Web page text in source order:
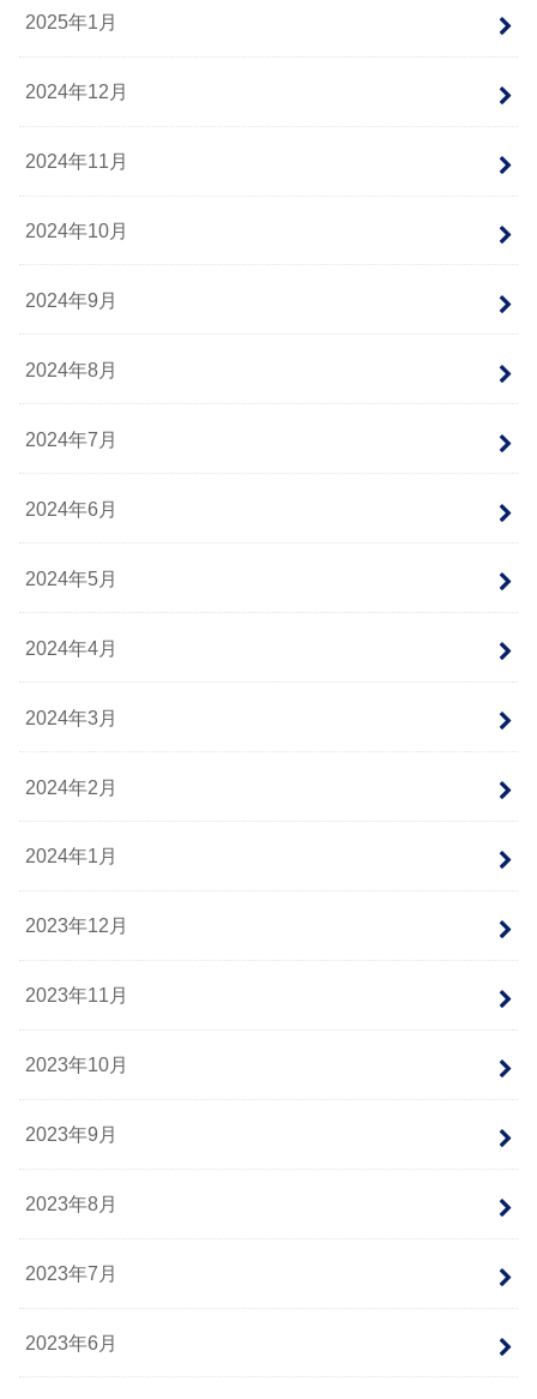
2025年1月
2024年12月
2024年11月
2024年10月
2024年9月
2024年8月
2024年7月
2024年6月
2024年5月
2024年4月
2024年3月
2024年2月
2024年1月
2023年12月
2023年11月
2023年10月
2023年9月
2023年8月
2023年7月
2023年6月